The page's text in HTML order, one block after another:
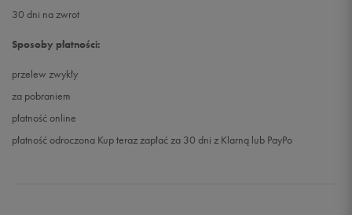
30 dni na zwrot
Sposoby płatności:
przelew zwykły
za pobraniem
płatność online
płatność odroczona Kup teraz zapłać za 30 dni z Klarną lub PayPo